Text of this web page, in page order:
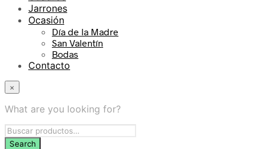
Jarrones
Ocasión
Día de la Madre
San Valentín
Bodas
Contacto
×
What are you looking for?